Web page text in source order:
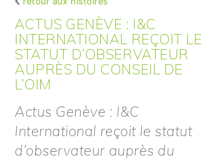
ACTUS GENÈVE : I&C
INTERNATIONAL REÇOIT LE
STATUT D’OBSERVATEUR
AUPRÈS DU CONSEIL DE
L’OIM
Actus Genève : I&C
International reçoit le statut
d’observateur auprès du